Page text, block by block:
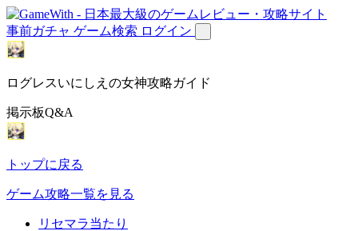
事前ガチャ ゲーム検索 ログイン
ログレスいにしえの女神攻略ガイド
掲示板Q&A
トップに戻る
ゲーム攻略一覧を見る
リセマラ当たり